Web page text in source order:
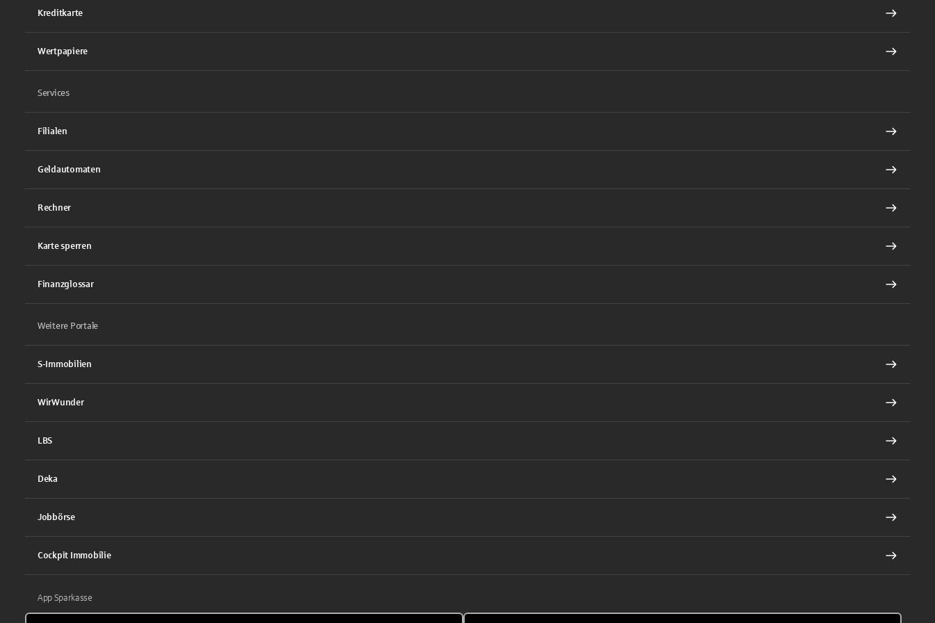
Kreditkarte
Wertpapiere
Services
Filialen
Geldautomaten
Rechner
Karte sperren
Finanzglossar
Weitere Portale
S-Immobilien
WirWunder
LBS
Deka
Jobbörse
Cockpit Immobilie
App Sparkasse